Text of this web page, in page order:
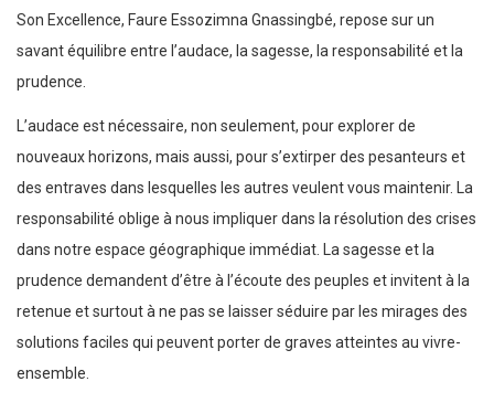
Son Excellence, Faure Essozimna Gnassingbé, repose sur un
savant équilibre entre l’audace, la sagesse, la responsabilité et la
prudence.
L’audace est nécessaire, non seulement, pour explorer de
nouveaux horizons, mais aussi, pour s’extirper des pesanteurs et
des entraves dans lesquelles les autres veulent vous maintenir. La
responsabilité oblige à nous impliquer dans la résolution des crises
dans notre espace géographique immédiat. La sagesse et la
prudence demandent d’être à l’écoute des peuples et invitent à la
retenue et surtout à ne pas se laisser séduire par les mirages des
solutions faciles qui peuvent porter de graves atteintes au vivre-
ensemble.